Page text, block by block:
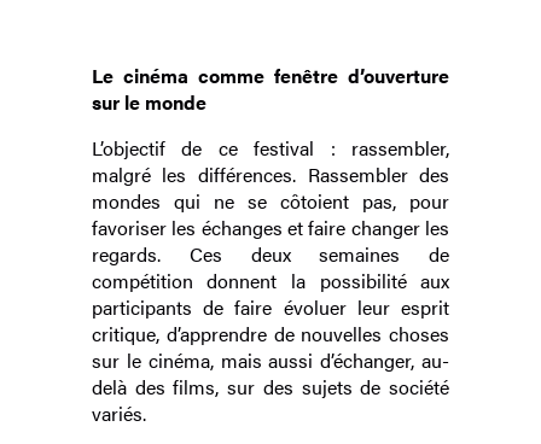
Le cinéma comme fenêtre d’ouverture
sur le monde
L’objectif de ce festival : rassembler,
malgré les différences. Rassembler des
mondes qui ne se côtoient pas, pour
favoriser les échanges et faire changer les
regards. Ces deux semaines de
compétition donnent la possibilité aux
participants de faire évoluer leur esprit
critique, d’apprendre de nouvelles choses
sur le cinéma, mais aussi d’échanger, au-
delà des films, sur des sujets de société
variés.